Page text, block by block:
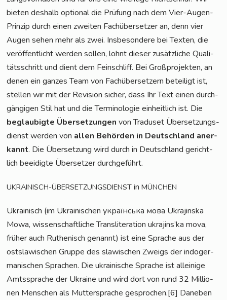
bie­ten des­halb optio­nal die Prü­fung nach dem Vier-Augen-
Prin­zip durch einen zwei­ten Fach­über­set­zer an, denn vier
Augen sehen mehr als zwei. Ins­be­son­de­re bei Tex­ten, die
ver­öf­fent­licht wer­den sol­len, lohnt die­ser zusätz­li­che Qua­li­
täts­schritt und dient dem Fein­schliff. Bei Groß­pro­jek­ten, an
denen ein gan­zes Team von Fach­über­set­zern betei­ligt ist,
stel­len wir mit der Revi­si­on sicher, dass Ihr Text einen durch­
gän­gi­gen Stil hat und die Ter­mi­no­lo­gie ein­heit­lich ist. Die
beglau­big­te Über­set­zun­gen von Tra­du­set Über­set­zungs­
dienst wer­den von allen Behör­den in Deutsch­land aner­
kannt. Die Über­set­zung wird durch in Deutsch­land gericht­
lich beei­dig­te Über­set­zer durchgeführt.
UKRAINISCH-ÜBERSETZUNGSDIENST inMÜNCHEN
Ukrai­nisch (im Ukrai­ni­schen українська мова Ukra­jins­ka
Mowa, wis­sen­schaft­li­che Trans­li­te­ra­ti­on ukrajins’ka mova,
frü­her auch Ruthe­nisch genannt) ist eine Spra­che aus der
ost­sla­wi­schen Grup­pe des sla­wi­schen Zweigs der indo­ger­
ma­ni­schen Spra­chen. Die ukrai­ni­sche Spra­che ist allei­ni­ge
Amts­spra­che der Ukrai­ne und wird dort von rund 32 Mil­lio­
nen Men­schen als Mut­ter­spra­che gesprochen.[6] Dane­ben